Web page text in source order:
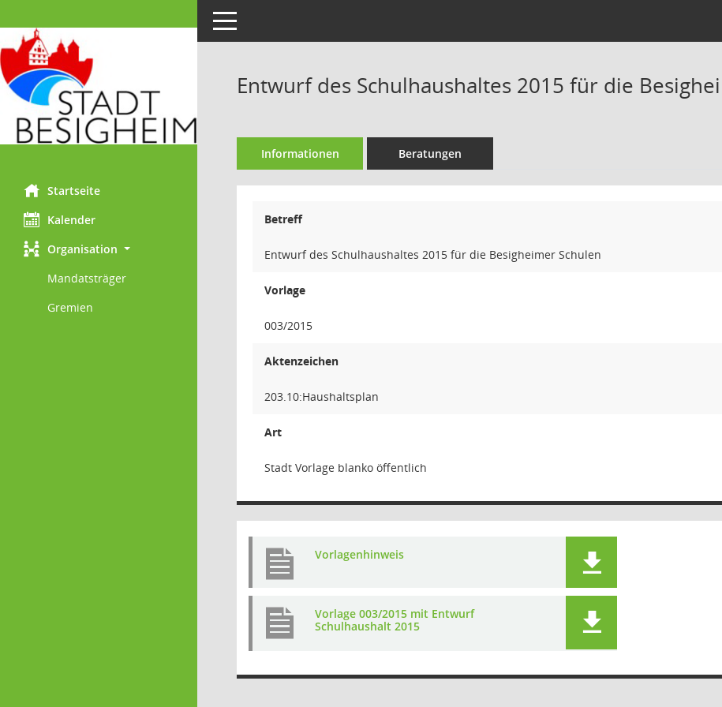
Startseite
Kalender
Organisation
Mandatsträger
Gremien
Toggle navigation
Entwurf des Schulhaushaltes 2015 für die
Informationen Beratungen
Betreff
Entwurf des Schulhaushaltes 2015 für die Besigheimer Schulen
Vorlage
003/2015
Aktenzeichen
203.10:Haushaltsplan
Art
Stadt Vorlage blanko öffentlich
Vorlagenhinweis
Vorlage 003/2015 mit Entwurf
Schulhaushalt 2015